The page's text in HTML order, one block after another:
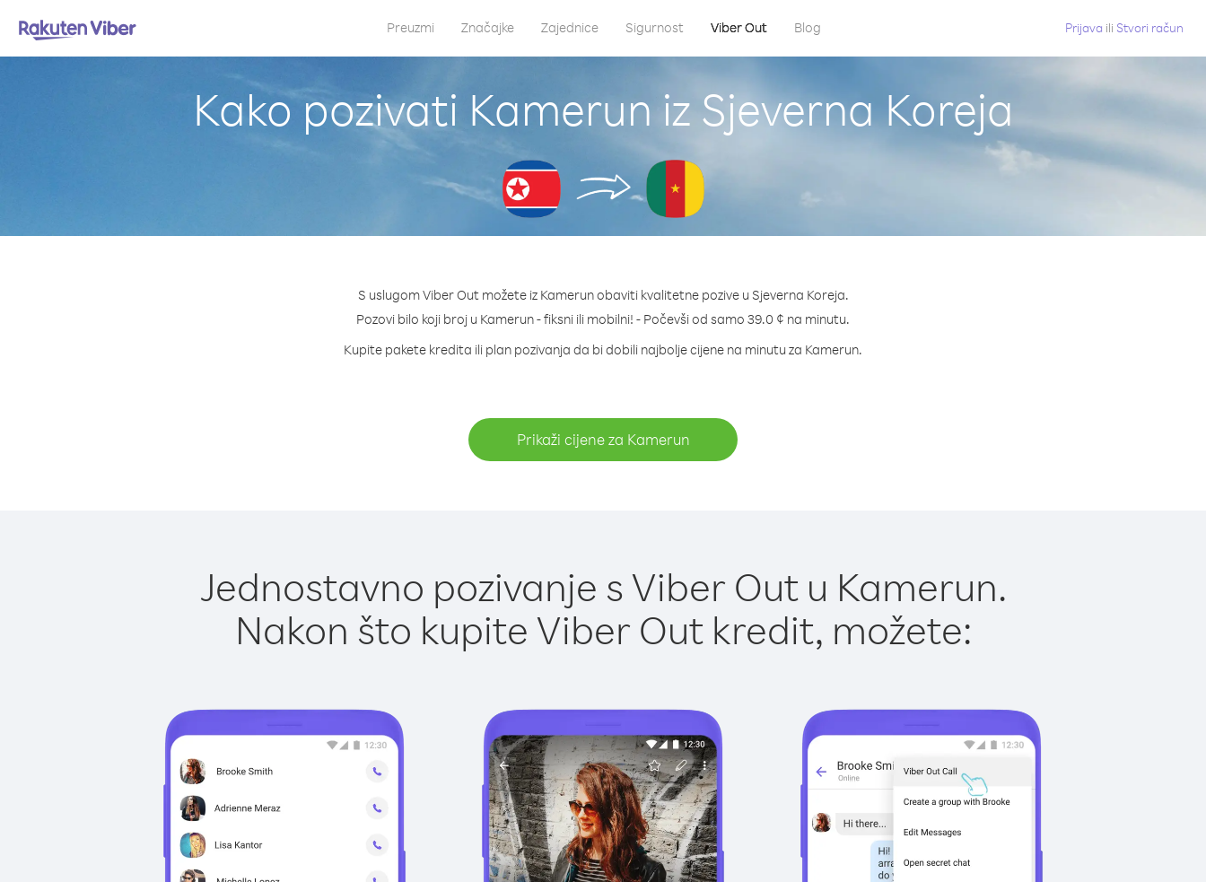
Preuzmi Značajke Zajednice Sigurnost Viber Out Blog Prijava ili Stvori račun
Kako pozivati Kamerun iz Sjeverna Koreja
S uslugom Viber Out možete iz Kamerun obaviti kvalitetne pozive u Sjeverna Koreja.
Pozovi bilo koji broj u Kamerun - fiksni ili mobilni! - Počevši od samo 39.0 ¢ na minutu.
Kupite pakete kredita ili plan pozivanja da bi dobili najbolje cijene na minutu za Kamerun.
Prikaži cijene za Kamerun
Jednostavno pozivanje s Viber Out u Kamerun.
Nakon što kupite Viber Out kredit, možete: